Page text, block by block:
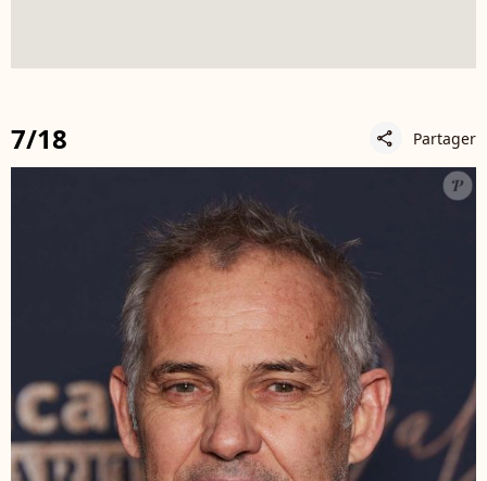
7/18 share Partager